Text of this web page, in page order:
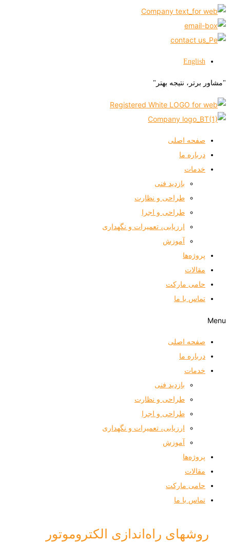
English
"مشاور برتر، نتیجه بهتر"
صفحه اصلی
درباره ما
خدمات
بازدید فنی
طراحی و نظارت
طراحی و اجرا
ارزیابی، تعمیرات و نگهداری
آموزش
پروژه‌ها
مقالات
حامی مارکت
تماس با ما
Menu
صفحه اصلی
درباره ما
خدمات
بازدید فنی
طراحی و نظارت
طراحی و اجرا
ارزیابی، تعمیرات و نگهداری
آموزش
پروژه‌ها
مقالات
حامی مارکت
تماس با ما
روشهای راه‌اندازی الکتروموتور